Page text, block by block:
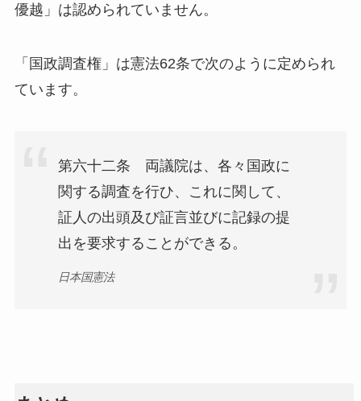
優越」は認められていません。
「国政調査権」は憲法62条で次のように定められ
ています。
第六十二条 両議院は、各々国政に
関する調査を行ひ、これに関して、
証人の出頭及び証言並びに記録の提
出を要求することができる。
日本国憲法